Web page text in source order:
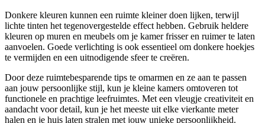
Donkere kleuren kunnen een ruimte kleiner doen lijken, terwijl
lichte tinten het tegenovergestelde effect hebben. Gebruik heldere
kleuren op muren en meubels om je kamer frisser en ruimer te laten
aanvoelen. Goede verlichting is ook essentieel om donkere hoekjes
te vermijden en een uitnodigende sfeer te creëren.
Door deze ruimtebesparende tips te omarmen en ze aan te passen
aan jouw persoonlijke stijl, kun je kleine kamers omtoveren tot
functionele en prachtige leefruimtes. Met een vleugje creativiteit en
aandacht voor detail, kun je het meeste uit elke vierkante meter
halen en je huis laten stralen met jouw unieke persoonlijkheid.